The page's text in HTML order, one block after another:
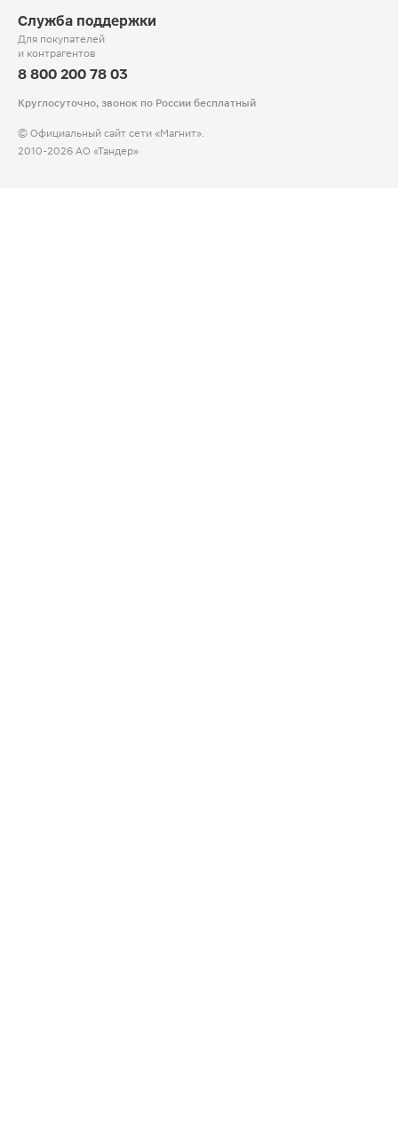
Служба поддержки
Для покупателей
и контрагентов
8 800 200 78 03
Круглосуточно, звонок по России бесплатный
© Официальный сайт сети «Магнит».
2010-2026 АО «Тандер»